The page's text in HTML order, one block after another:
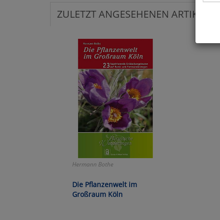
ZULETZT ANGESEHENEN ARTIKEL:
Hermann Bothe
Die Pflanzenwelt im
Großraum Köln